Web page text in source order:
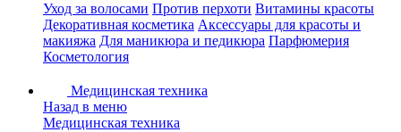
Уход за волосами Против перхоти Витамины красоты
Декоративная косметика Аксессуары для красоты и
макияжа Для маникюра и педикюра Парфюмерия
Косметология
Медицинская техника
Назад в меню
Медицинская техника